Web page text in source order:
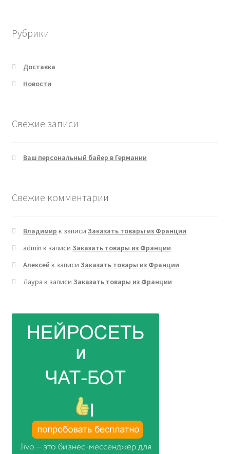
Рубрики
Доставка
Новости
Свежие записи
Ваш персональный байер в Германии
Свежие комментарии
Владимир к записиЗаказать товары из Франции
admin к записиЗаказать товары из Франции
Алексей к записиЗаказать товары из Франции
Лаура к записиЗаказать товары из Франции